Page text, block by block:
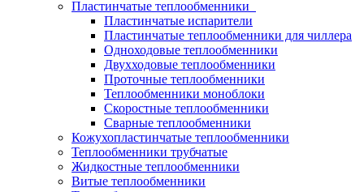
Пластинчатые теплообменники
Пластинчатые испарители
Пластинчатые теплообменники для чиллера
Одноходовые теплообменники
Двухходовые теплообменники
Проточные теплообменники
Теплообменники моноблоки
Скоростные теплообменники
Сварные теплообменники
Кожухопластинчатые теплообменники
Теплообменники трубчатые
Жидкостные теплообменники
Витые теплообменники